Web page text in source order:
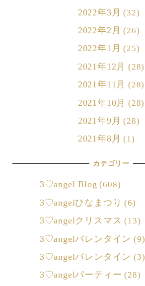
2022年3月 (32)
2022年2月 (26)
2022年1月 (25)
2021年12月 (28)
2021年11月 (28)
2021年10月 (28)
2021年9月 (28)
2021年8月 (1)
カテゴリー
3♡angel Blog (608)
3♡angelひなまつり (6)
3♡angelクリスマス (13)
3♡angelバレンタイン (9)
3♡angelバレンタイン (3)
3♡angelパーティー (28)